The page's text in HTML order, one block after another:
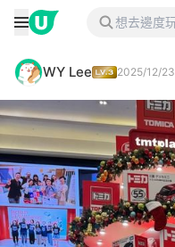
WY Lee 2025/12/23